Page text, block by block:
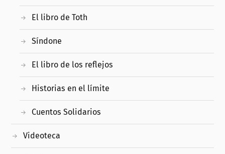
El libro de Toth
Síndone
El libro de los reflejos
Historias en el límite
Cuentos Solidarios
Videoteca